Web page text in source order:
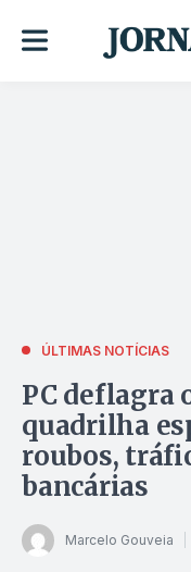
ÚLTIMAS NOTÍCIAS
PC deflagra
quadrilha
roubos,
bancárias
Marcelo Gouveia